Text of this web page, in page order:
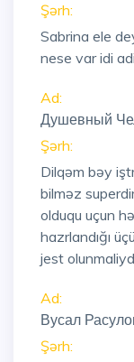
Şərh:
Sabrina ele
nese var idi
Ad:
Душевный
Şərh:
Dilqəm bəy
bilməz
olduqu uçun
hazrlandığı
jest
Ad:
Вусал
Şərh: